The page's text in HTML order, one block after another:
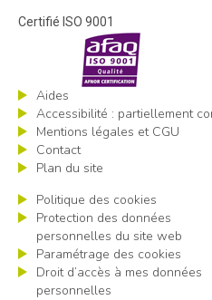
Certifié ISO 9001
Aides
Accessibilité : partiellement
Mentions légales et CGU
Contact
Plan du site
Politique des cookies
Protection des données
personnelles du site web
Paramétrage des cookies
Droit d’accès à mes données
personnelles